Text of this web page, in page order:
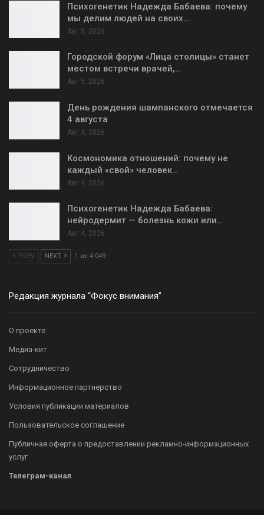
Психогенетик Надежда Бабаева: почему
мы делим людей на своих…
Авг 5, 2026
Городской форум «Лица столицы» станет
местом встречи врачей,…
Авг 5, 2026
День рождения шампанского отмечается
4 августа
Авг 4, 2026
Космономика отношений: почему не
каждый «свой» человек…
Авг 4, 2026
Психогенетик Надежда Бабаева:
нейродермит — болезнь кожи или…
Авг 4, 2026
PREV NEXT 1 из 4 049
Редакция журнала “Фокус внимания”
О проекте
Медиа-кит
Сотрудничество
Информационное партнерство
Условия публикации материалов
Пользовательское соглашение
Публичная оферта о предоставлении рекламно-информационных
услуг
Телеграм-канал